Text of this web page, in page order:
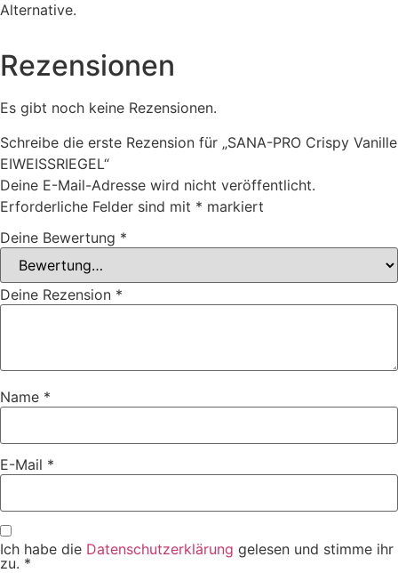
Alternative.
Rezensionen
Es gibt noch keine Rezensionen.
Schreibe die erste Rezension für „SANA-PRO Crispy Vanille
EIWEISSRIEGEL“
Deine E-Mail-Adresse wird nicht veröffentlicht.
Erforderliche Felder sind mit * markiert
Deine Bewertung *
Deine Rezension *
Name *
E-Mail *
Ich habe die Datenschutzerklärung gelesen und stimme ihr
zu. *